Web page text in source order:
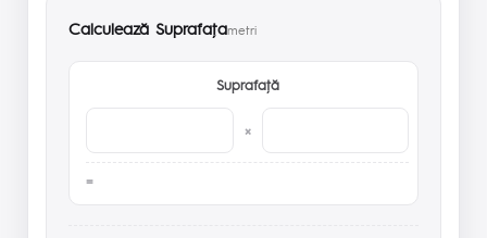
Calculează Suprafaţametri
Suprafaţă
×